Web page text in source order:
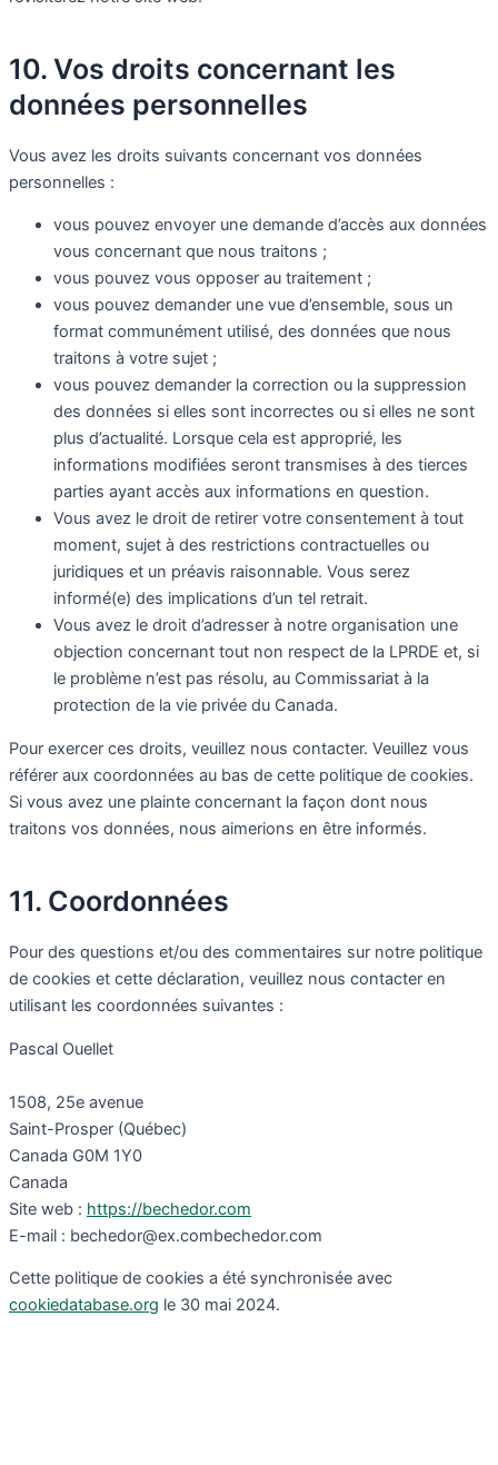
10. Vos droits concernant les
données personnelles
Vous avez les droits suivants concernant vos données
personnelles :
vous pouvez envoyer une demande d’accès aux données
vous concernant que nous traitons ;
vous pouvez vous opposer au traitement ;
vous pouvez demander une vue d’ensemble, sous un
format communément utilisé, des données que nous
traitons à votre sujet ;
vous pouvez demander la correction ou la suppression
des données si elles sont incorrectes ou si elles ne sont
plus d’actualité. Lorsque cela est approprié, les
informations modifiées seront transmises à des tierces
parties ayant accès aux informations en question.
Vous avez le droit de retirer votre consentement à tout
moment, sujet à des restrictions contractuelles ou
juridiques et un préavis raisonnable. Vous serez
informé(e) des implications d’un tel retrait.
Vous avez le droit d’adresser à notre organisation une
objection concernant tout non respect de la LPRDE et, si
le problème n’est pas résolu, au Commissariat à la
protection de la vie privée du Canada.
Pour exercer ces droits, veuillez nous contacter. Veuillez vous
référer aux coordonnées au bas de cette politique de cookies.
Si vous avez une plainte concernant la façon dont nous
traitons vos données, nous aimerions en être informés.
11. Coordonnées
Pour des questions et/ou des commentaires sur notre politique
de cookies et cette déclaration, veuillez nous contacter en
utilisant les coordonnées suivantes :
Pascal Ouellet
1508, 25e avenue
Saint-Prosper (Québec)
Canada G0M 1Y0
Canada
Site web : https://bechedor.com
E-mail : bechedor@ex.combechedor.com
Cette politique de cookies a été synchronisée avec
cookiedatabase.org le 30 mai 2024.